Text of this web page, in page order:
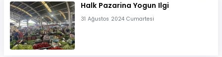
Halk Pazarina Yogun Ilgi
31 Ağustos 2024 Cumartesi